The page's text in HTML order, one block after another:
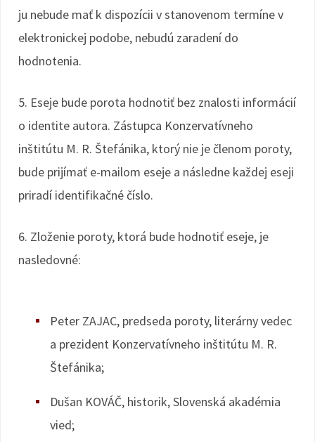
ju nebude mať k dispozícii v stanovenom termíne v
elektronickej podobe, nebudú zaradení do
hodnotenia.
5. Eseje bude porota hodnotiť bez znalosti informácií
o identite autora. Zástupca Konzervatívneho
inštitútu M. R. Štefánika, ktorý nie je členom poroty,
bude prijímať e-mailom eseje a následne každej eseji
priradí identifikačné číslo.
6. Zloženie poroty, ktorá bude hodnotiť eseje, je
nasledovné:
Peter ZAJAC, predseda poroty, literárny vedec
a prezident Konzervatívneho inštitútu M. R.
Štefánika;
Dušan KOVÁČ, historik, Slovenská akadémia
vied;